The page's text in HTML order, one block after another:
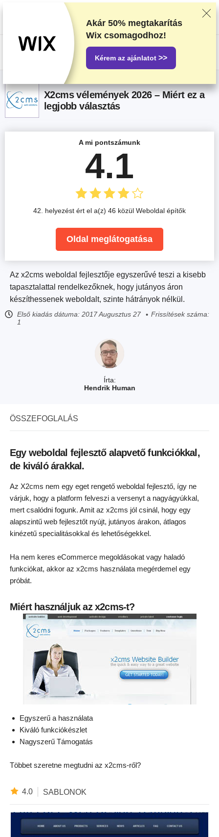
Alapos tesztelés és kutatómunka alapján soroljuk be a beszállítókat, de a
visszajelzéseidet és a szolgáltatókkal való üzleti megállapodásainkat is
figyelembe vesszük. Ez az oldal partnerlinkeket tartalmaz.Hirdetési
X2cms vélemények 2026 – Miért ez a
legjobb választás
Írta:
Hendrik Human
Az x2cms weboldal fejlesztője egyszerűvé teszi a kisebb
tapasztalattal rendelkezőknek, hogy jutányos áron
készíthessenek weboldalt, szinte hátrányok nélkül.
Első kiadás dátuma: 2017 Augusztus 27
Frissítések száma:
1
A mi pontszámunk
4.1
42. helyezést ért el a(z) 46 közül Weboldal építők
Oldal meglátogatása
ÖSSZEFOGLALÁS
Egy weboldal fejlesztő alapvető funkciókkal,
de kiváló árakkal.
Az X2cms nem egy eget rengető weboldal fejlesztő, így ne
várjuk, hogy a platform felveszi a versenyt a nagyágyúkkal,
mert csalódni fogunk. Amit az x2cms jól csinál, hogy egy
alapszintű web fejlesztőt nyújt, jutányos árakon, átlagos
kinézetű specialitásokkal és lehetőségekkel.
Ha nem keres eCommerce megoldásokat vagy haladó
funkciókat, akkor az x2cms használata megérdemel egy
próbát.
Miért használjuk az x2cms-t?
Egyszerű a használata
Kiváló funkciókészlet
Nagyszerű Támogatás
Többet szeretne megtudni az x2cms-ről?
4.0 SABLONOK
Akár 50% megtakarítás
Wix csomagodhoz!
Kérem az ajánlatot >>